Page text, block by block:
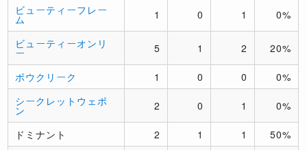
ビューティーフレー
ム 1 0 1 0%
ビューティーオンリ
ー 5 1 2 20%
ボウクリーク 1 0 0
0%
シークレットウェポ
ン 2 0 1 0%
ドミナント 2 1 1
50%